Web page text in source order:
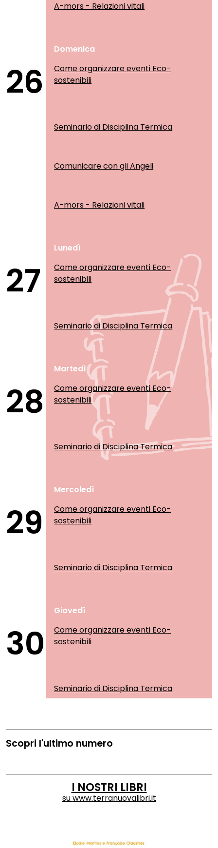
A-mors - Relazioni vitali
26
Domenica
Come organizzare eventi Eco-
sostenibili
Seminario di Disciplina Termica
Comunicare con gli Angeli
A-mors - Relazioni vitali
27
Lunedì
Come organizzare eventi Eco-
sostenibili
Seminario di Disciplina Termica
28
Martedì
Come organizzare eventi Eco-
sostenibili
Seminario di Disciplina Termica
29
Mercoledì
Come organizzare eventi Eco-
sostenibili
Seminario di Disciplina Termica
30
Giovedì
Come organizzare eventi Eco-
sostenibili
Seminario di Disciplina Termica
Scopri l'ultimo numero
I NOSTRI LIBRI
suwww.terranuovalibri.it